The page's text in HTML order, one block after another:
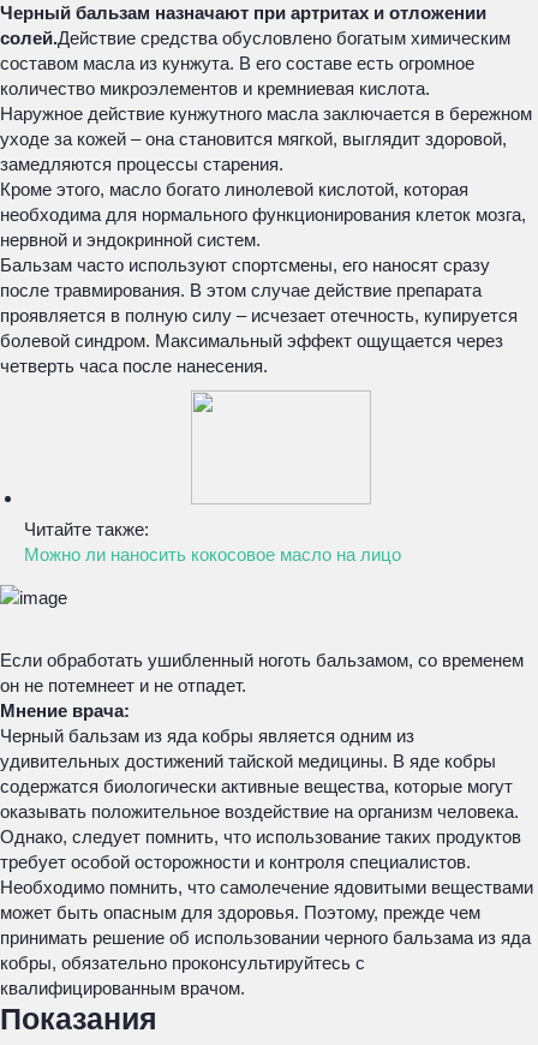
Черный бальзам назначают при артритах и отложении
солей.Действие средства обусловлено богатым химическим
составом масла из кунжута. В его составе есть огромное
количество микроэлементов и кремниевая кислота.
Наружное действие кунжутного масла заключается в бережном
уходе за кожей – она становится мягкой, выглядит здоровой,
замедляются процессы старения.
Кроме этого, масло богато линолевой кислотой, которая
необходима для нормального функционирования клеток мозга,
нервной и эндокринной систем.
Бальзам часто используют спортсмены, его наносят сразу
после травмирования. В этом случае действие препарата
проявляется в полную силу – исчезает отечность, купируется
болевой синдром. Максимальный эффект ощущается через
четверть часа после нанесения.
Читайте также:
Можно ли наносить кокосовое масло на лицо
Если обработать ушибленный ноготь бальзамом, со временем
он не потемнеет и не отпадет.
Мнение врача:
Черный бальзам из яда кобры является одним из
удивительных достижений тайской медицины. В яде кобры
содержатся биологически активные вещества, которые могут
оказывать положительное воздействие на организм человека.
Однако, следует помнить, что использование таких продуктов
требует особой осторожности и контроля специалистов.
Необходимо помнить, что самолечение ядовитыми веществами
может быть опасным для здоровья. Поэтому, прежде чем
принимать решение об использовании черного бальзама из яда
кобры, обязательно проконсультируйтесь с
квалифицированным врачом.
Показания